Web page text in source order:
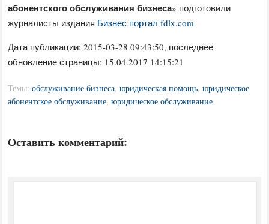
абонентского обслуживания бизнеса» подготовили
журналисты издания Бизнес портал fdlx.com
Дата публикации:2015-03-28 09:43:50, последнее
обновление страницы: 15.04.2017 14:15:21
Темы:обслуживание бизнеса,юридическая помощь,юридическое
абонентское обслуживание,юридическое обслуживание
Оставить комментарий: